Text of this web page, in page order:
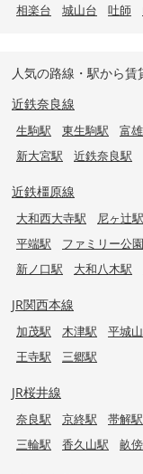
相楽台
城山台 吐師
人気の路線・駅から賃
近鉄奈良線
生駒駅 東生駒駅 富
新大宮駅
近鉄奈良駅
近鉄橿原線
大和西大寺駅 尼ヶ辻駅
平端駅
ファミリー公
新ノ口駅
大和八木駅
JR関西本線
加茂駅 木津駅 平城
王寺駅
三郷駅
JR桜井線
奈良駅 京終駅 帯解駅
三輪駅
香久山駅 畝